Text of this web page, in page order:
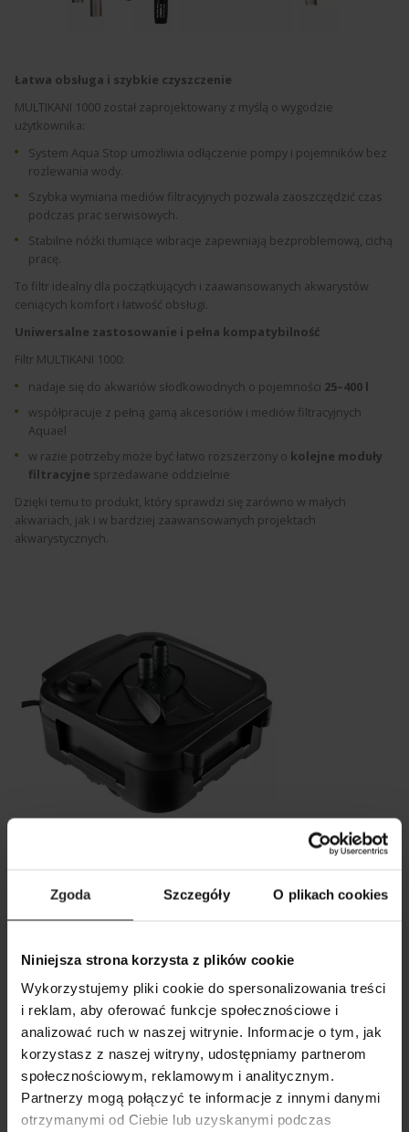
Zgoda Szczegóły O plikach cookies
Niniejsza strona korzysta z plików cookie
Wykorzystujemy pliki cookie do spersonalizowania treści
i reklam, aby oferować funkcje społecznościowe i
analizować ruch w naszej witrynie. Informacje o tym, jak
korzystasz z naszej witryny, udostępniamy partnerom
społecznościowym, reklamowym i analitycznym.
Partnerzy mogą połączyć te informacje z innymi danymi
otrzymanymi od Ciebie lub uzyskanymi podczas
Łatwa obsługa i szybkie czyszczenie
MULTIKANI 1000 został zaprojektowany z myślą o wygodzie
użytkownika:
System Aqua Stop umożliwia odłączenie pompy i pojemników bez
rozlewania wody.
Szybka wymiana mediów filtracyjnych pozwala zaoszczędzić czas
podczas prac serwisowych.
Stabilne nóżki tłumiące wibracje zapewniają bezproblemową, cichą
pracę.
To filtr idealny dla początkujących i zaawansowanych akwarystów
ceniących komfort i łatwość obsługi.
Uniwersalne zastosowanie i pełna kompatybilność
Filtr MULTIKANI 1000:
nadaje się do akwariów słodkowodnych o pojemności 25–400 l
współpracuje z pełną gamą akcesoriów i mediów filtracyjnych
Aquael
w razie potrzeby może być łatwo rozszerzony o kolejne moduły
filtracyjne sprzedawane oddzielnie
Dzięki temu to produkt, który sprawdzi się zarówno w małych
akwariach, jak i w bardziej zaawansowanych projektach
akwarystycznych.
POKAŻ LISTĘ
DODAJ NASTĘPNY
POKAŻ PORÓWNANIE
DODAJ NASTĘPNY
DODAJ NASTĘPNY
SZUKAJ